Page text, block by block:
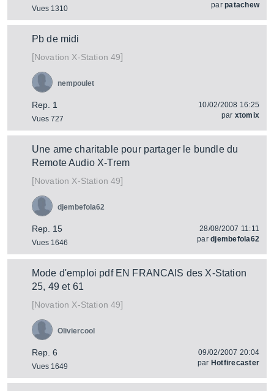
Vues 1310
parpatachew
Pb de midi
[Novation X-Station 49]
Rep. 1
Vues 727
nempoulet
10/02/2008 16:25
par xtomix
Une ame charitable pour partager le bundle du
Remote Audio X-Trem
[Novation X-Station 49]
Rep. 15
Vues 1646
djembefola62
28/08/2007 11:11
pardjembefola62
Mode d'emploi pdf EN FRANCAIS des X-Station
25, 49 et 61
[Novation X-Station 49]
Rep. 6
Vues 1649
Oliviercool
09/02/2007 20:04
par Hotfirecaster